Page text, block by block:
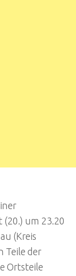
um 23.20
(Kreis
Teile der
Ortsteile